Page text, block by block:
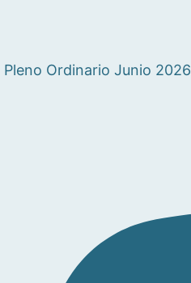
Pleno Ordinario Junio 2026